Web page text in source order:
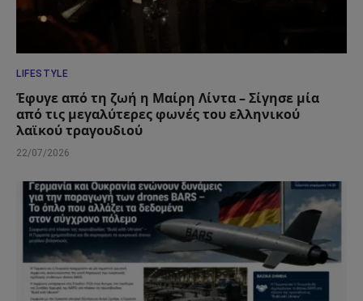
LIFESTYLE
Έφυγε από τη ζωή η Μαίρη Λίντα – Σίγησε μία
από τις μεγαλύτερες φωνές του ελληνικού
λαϊκού τραγουδιού
22/07/2026